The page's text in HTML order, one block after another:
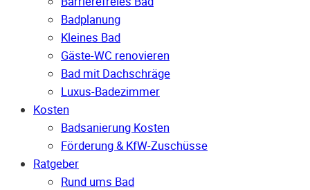
Badplanung
Kleines Bad
Gäste-WC renovieren
Bad mit Dachschräge
Luxus-Badezimmer
Kosten
Badsanierung Kosten
Förderung & KfW-Zuschüsse
Ratgeber
Rund ums Bad